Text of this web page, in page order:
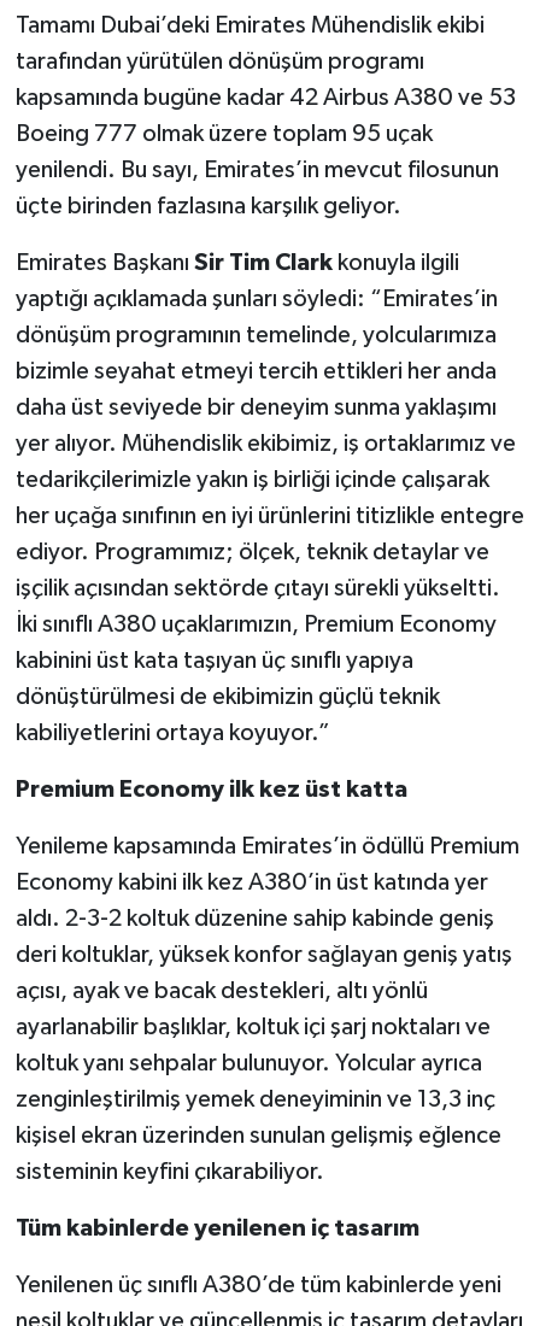
Tamamı Dubai’deki Emirates Mühendislik ekibi
tarafından yürütülen dönüşüm programı
kapsamında bugüne kadar 42 Airbus A380 ve 53
Boeing 777 olmak üzere toplam 95 uçak
yenilendi. Bu sayı, Emirates’in mevcut filosunun
üçte birinden fazlasına karşılık geliyor.
Emirates Başkanı Sir Tim Clarkkonuyla ilgili
yaptığı açıklamada şunları söyledi: “Emirates’in
dönüşüm programının temelinde, yolcularımıza
bizimle seyahat etmeyi tercih ettikleri her anda
daha üst seviyede bir deneyim sunma yaklaşımı
yer alıyor. Mühendislik ekibimiz, iş ortaklarımız ve
tedarikçilerimizle yakın iş birliği içinde çalışarak
her uçağa sınıfının en iyi ürünlerini titizlikle entegre
ediyor. Programımız; ölçek, teknik detaylar ve
işçilik açısından sektörde çıtayı sürekli yükseltti.
İki sınıflı A380 uçaklarımızın, Premium Economy
kabinini üst kata taşıyan üç sınıflı yapıya
dönüştürülmesi de ekibimizin güçlü teknik
kabiliyetlerini ortaya koyuyor.”
Premium Economy ilk kez üst katta
Yenileme kapsamında Emirates’in ödüllü Premium
Economy kabini ilk kez A380’in üst katında yer
aldı. 2-3-2 koltuk düzenine sahip kabinde geniş
deri koltuklar, yüksek konfor sağlayan geniş yatış
açısı, ayak ve bacak destekleri, altı yönlü
ayarlanabilir başlıklar, koltuk içi şarj noktaları ve
koltuk yanı sehpalar bulunuyor. Yolcular ayrıca
zenginleştirilmiş yemek deneyiminin ve 13,3 inç
kişisel ekran üzerinden sunulan gelişmiş eğlence
sisteminin keyfini çıkarabiliyor.
Tüm kabinlerde yenilenen iç tasarım
Yenilenen üç sınıflı A380’de tüm kabinlerde yeni